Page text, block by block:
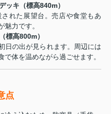
ッキ（標高840m）
れた展望台。売店や食堂もあ
魅力です。
標高800m）
日の出が見られます。周辺には
体を温めながら過ごせます。
点